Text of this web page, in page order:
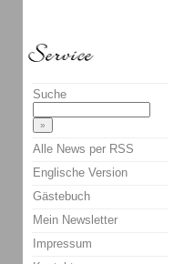
Suche
Alle News per RSS
Englische Version
Gästebuch
Mein Newsletter
Impressum